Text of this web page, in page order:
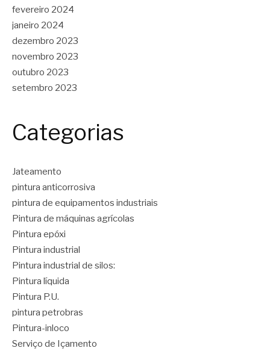
fevereiro 2024
janeiro 2024
dezembro 2023
novembro 2023
outubro 2023
setembro 2023
Categorias
Jateamento
pintura anticorrosiva
pintura de equipamentos industriais
Pintura de máquinas agrícolas
Pintura epóxi
Pintura industrial
Pintura industrial de silos:
Pintura líquida
Pintura P.U.
pintura petrobras
Pintura-inloco
Serviço de Içamento